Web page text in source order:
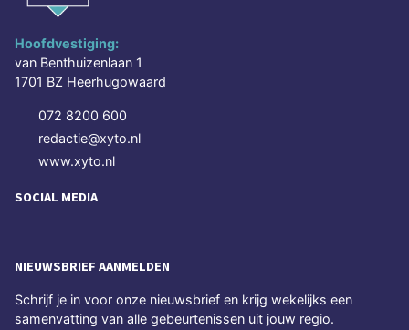
Hoofdvestiging:
van Benthuizenlaan 1
1701 BZ Heerhugowaard
072 8200 600
redactie@xyto.nl
www.xyto.nl
SOCIAL MEDIA
NIEUWSBRIEF AANMELDEN
Schrijf je in voor onze nieuwsbrief en krijg wekelijks een
samenvatting van alle gebeurtenissen uit jouw regio.